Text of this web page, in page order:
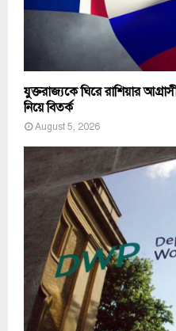
যুক্তরাজ্যকে ঘিরে রাশিয়ার
নিয়ে বিতর্ক
August 5, 2026